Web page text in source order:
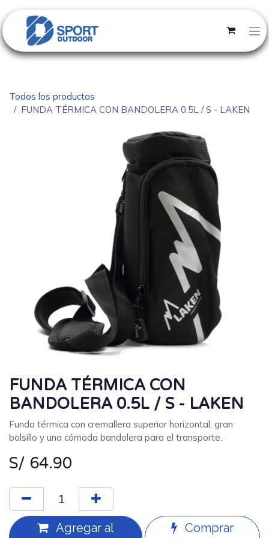
Todos los productos
FUNDA TÉRMICA CON BANDOLERA 0.5L / S - LAKEN
FUNDA TÉRMICA CON
BANDOLERA 0.5L / S - LAKEN
Funda térmica con cremallera superior horizontal, gran
bolsillo y una cómoda bandolera para el transporte.
S/ 64.90
Agregar al Comprar